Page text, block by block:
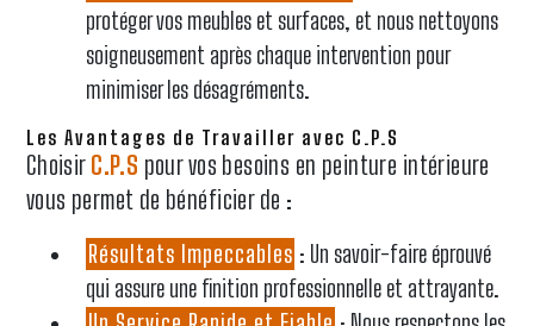
protéger vos meubles et surfaces, et nous nettoyons
soigneusement après chaque intervention pour
minimiser les désagréments.
Les Avantages de Travailler avec C.P.S
Choisir C.P.S pour vos besoins en peinture intérieure
vous permet de bénéficier de :
Résultats Impeccables : Un savoir-faire éprouvé
qui assure une finition professionnelle et attrayante.